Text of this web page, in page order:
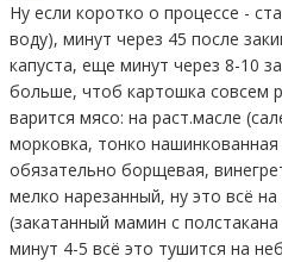
ну если коротко о процессе - ставится мясо вариться (то бишь мясо кладется в закипевшую
воду), минут через 45 после
капуста, еще минут через 8-10
больше, чтоб картошка совсем
варится мясо: на раст.масле
морковка, тонко нашинкованная
обязательно борщевая,
мелко нарезанный, ну это всё
(закатанный мамин с
минут 4-5 всё это тушится на